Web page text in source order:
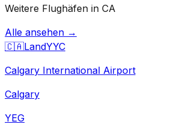
Weitere Flughäfen in CA
Alle ansehen →
🇨🇦LandYYC
Calgary International Airport
Calgary
YEG